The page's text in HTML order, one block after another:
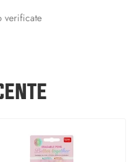
verificate